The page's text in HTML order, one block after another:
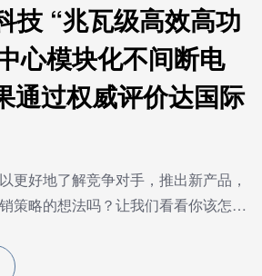
技 “兆瓦级高效高功
心模块化不间断电
通过权威评价达国际
更好地了解竞争对手，推出新产品，
策略的想法吗？让我们看看你该怎么